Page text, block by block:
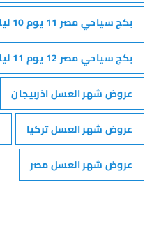
بكج سياحي مصر 11 يوم 10 ليالي
بكج سياحي مصر 12 يوم 11 ليلة
عروض شهر العسل اذربيجان
عروض شهر العسل تركيا
عروض شهر العسل مصر